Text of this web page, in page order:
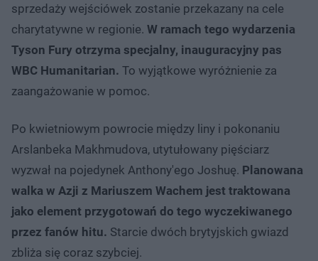
sprzedaży wejściówek zostanie przekazany na cele
charytatywne w regionie. W ramach tego wydarzenia
Tyson Fury otrzyma specjalny, inauguracyjny pas
WBC Humanitarian. To wyjątkowe wyróżnienie za
zaangażowanie w pomoc.
Po kwietniowym powrocie między liny i pokonaniu
Arslanbeka Makhmudova, utytułowany pięściarz
wyzwał na pojedynek Anthony'ego Joshuę. Planowana
walka w Azji z Mariuszem Wachem jest traktowana
jako element przygotowań do tego wyczekiwanego
przez fanów hitu. Starcie dwóch brytyjskich gwiazd
zbliża się coraz szybciej.